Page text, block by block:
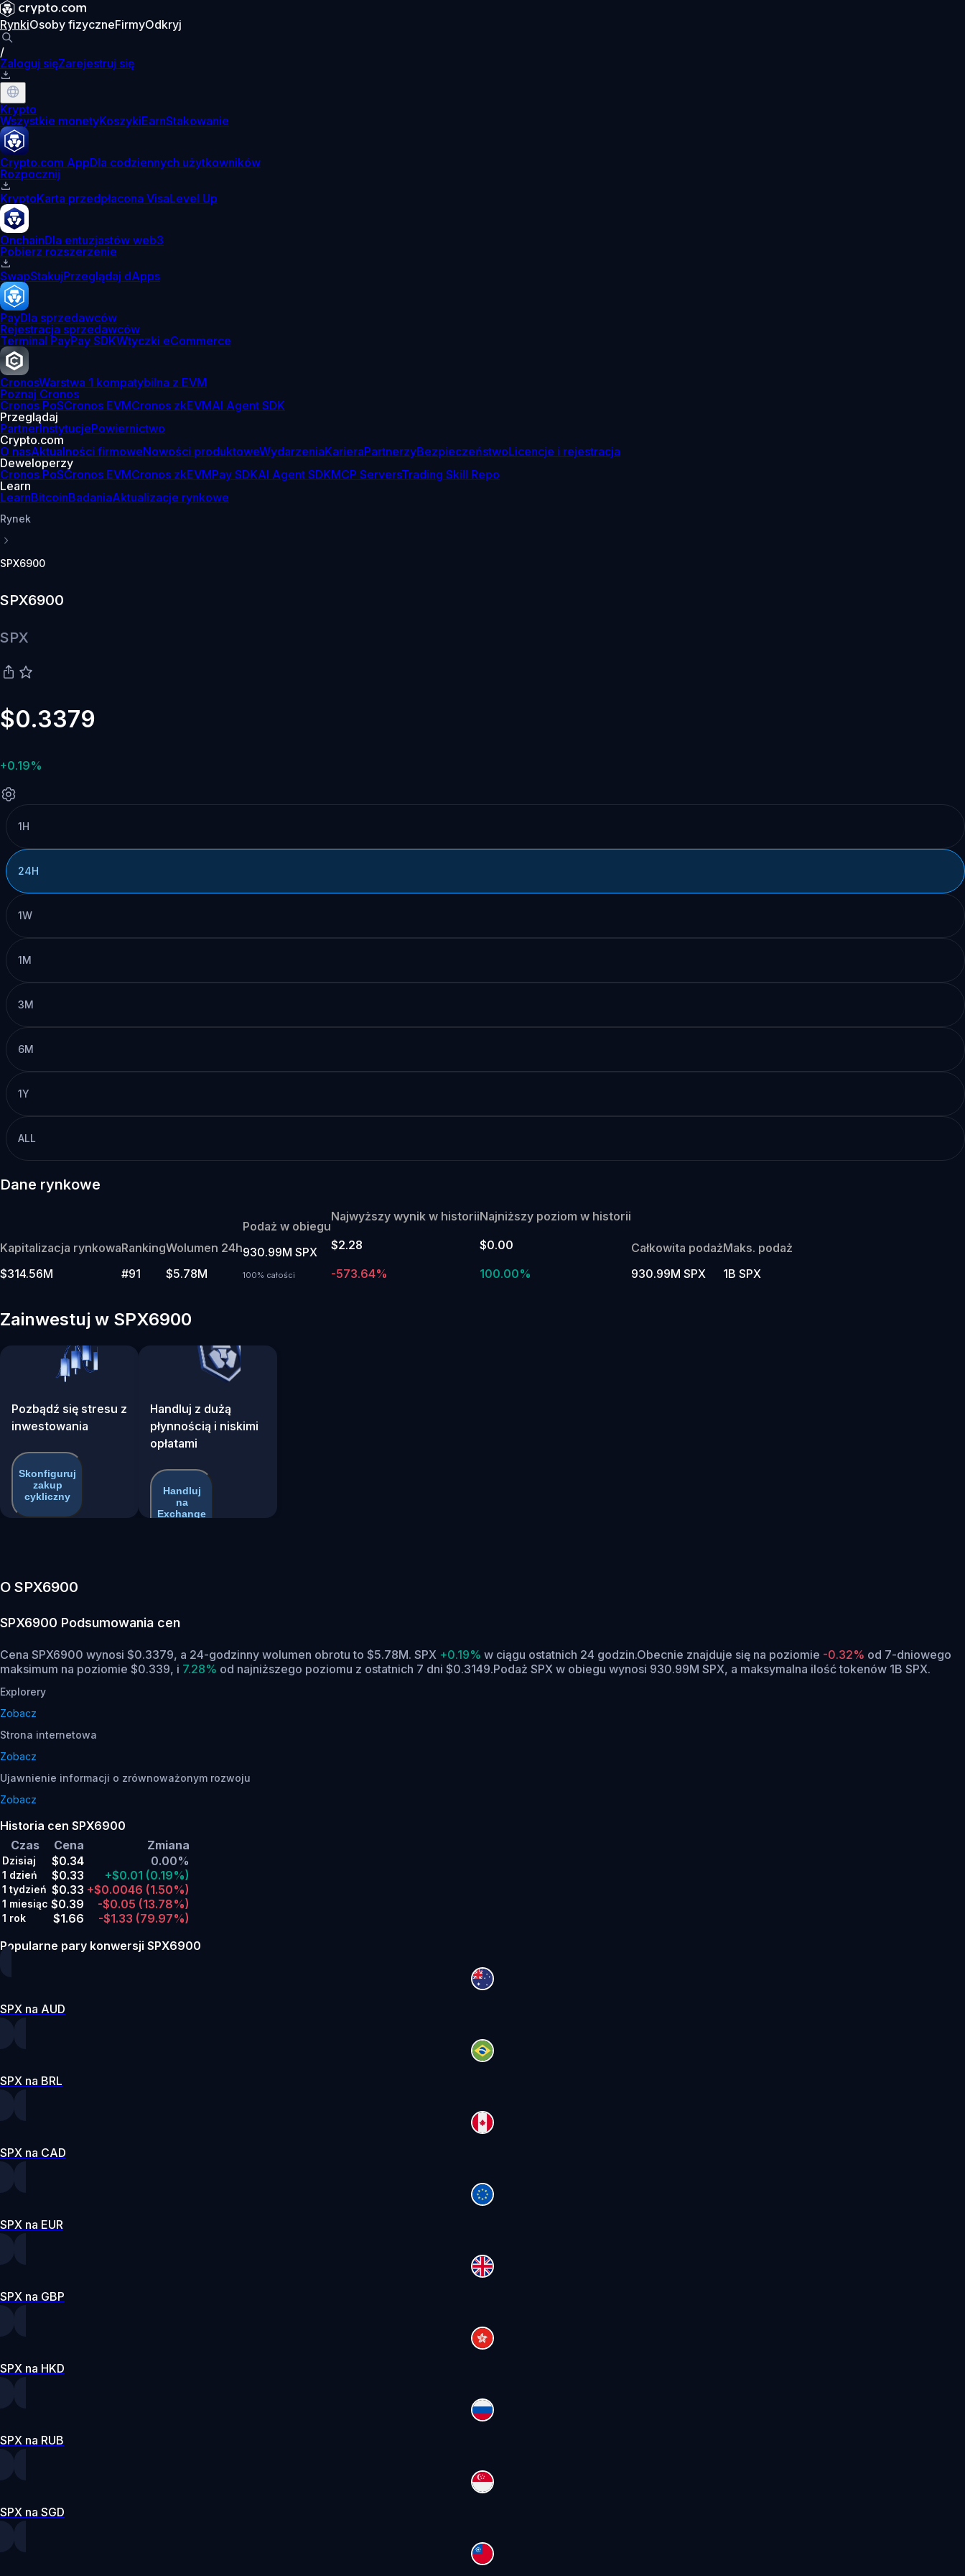
RynkiOsoby fizyczneFirmyOdkryj
/
Zaloguj sięZarejestruj się
Krypto
Wszystkie monetyKoszykiEarnStakowanie
Crypto.com AppDla codziennych użytkowników
Rozpocznij
KryptoKarta przedpłacona VisaLevel Up
OnchainDla entuzjastów web3
Pobierz rozszerzenie
SwapStakujPrzeglądaj dApps
PayDla sprzedawców
Rejestracja sprzedawców
Terminal PayPay SDKWtyczki eCommerce
CronosWarstwa 1 kompatybilna z EVM
Poznaj Cronos
Cronos PoSCronos EVMCronos zkEVMAI Agent SDK
Przeglądaj
PartnerInstytucjePowiernictwo
Crypto.com
O nasAktualności firmoweNowości produktoweWydarzeniaKarieraPartnerzyBezpieczeństwoLicencje i rejestracja
Deweloperzy
Cronos PoSCronos EVMCronos zkEVMPay SDKAI Agent SDKMCP ServersTrading Skill Repo
Learn
LearnBitcoinBadaniaAktualizacje rynkowe
Rynek
SPX6900
SPX6900
SPX
$0.3379
+0.19%
1H
24H
1W
1M
3M
6M
1Y
ALL
Dane rynkowe
Kapitalizacja rynkowa
$314.56M
Ranking
#91
Wolumen 24h
$5.78M
Podaż w obiegu
930.99M SPX
100% całości
Najwyższy wynik w historii
$2.28
-573.64%
Najniższy poziom w historii
$0.00
100.00%
Całkowita podaż
930.99M SPX
Maks. podaż
1B SPX
Zainwestuj w SPX6900
Pozbądź się stresu z
inwestowania
Skonfiguruj
zakup
cykliczny
Handluj z dużą
płynnością i niskimi
opłatami
Handluj
na
Exchange
O SPX6900
SPX6900 Podsumowania cen
Cena SPX6900 wynosi $0.3379, a 24-godzinny wolumen obrotu to $5.78M. SPX +0.19% w ciągu ostatnich 24 godzin.Obecnie znajduje się na poziomie -0.32% od 7-dniowego
maksimum na poziomie $0.339, i 7.28% od najniższego poziomu z ostatnich 7 dni $0.3149.Podaż SPX w obiegu wynosi 930.99M SPX, a maksymalna ilość tokenów 1B SPX.
Explorery
Zobacz
Strona internetowa
Zobacz
Ujawnienie informacji o zrównoważonym rozwoju
Zobacz
Historia cen SPX6900
Czas
Cena Zmiana
Dzisiaj $0.34 0.00%
1 dzień $0.33 +$0.01 (0.19%)
1 tydzień $0.33 +$0.0046 (1.50%)
1 miesiąc $0.39 -$0.05 (13.78%)
1 rok $1.66 -$1.33 (79.97%)
Popularne pary konwersji SPX6900
SPX na AUD
SPX na BRL
SPX na CAD
SPX na EUR
SPX na GBP
SPX na HKD
SPX na RUB
SPX na SGD